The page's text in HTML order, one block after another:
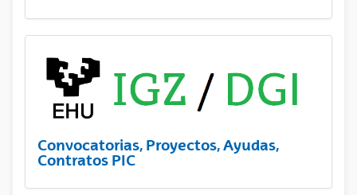
Convocatorias, Proyectos, Ayudas,
Contratos PIC